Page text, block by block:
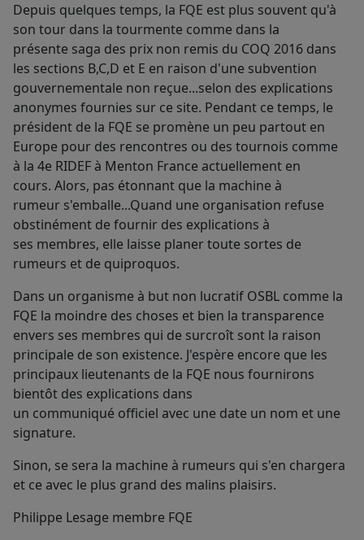
Depuis quelques temps, la FQE est plus souvent qu'à
son tour dans la tourmente comme dans la
présente saga des prix non remis du COQ 2016 dans
les sections B,C,D et E en raison d'une subvention
gouvernementale non reçue...selon des explications
anonymes fournies sur ce site. Pendant ce temps, le
président de la FQE se promène un peu partout en
Europe pour des rencontres ou des tournois comme
à la 4e RIDEF à Menton France actuellement en
cours. Alors, pas étonnant que la machine à
rumeur s'emballe...Quand une organisation refuse
obstinément de fournir des explications à
ses membres, elle laisse planer toute sortes de
rumeurs et de quiproquos.
Dans un organisme à but non lucratif OSBL comme la
FQE la moindre des choses et bien la transparence
envers ses membres qui de surcroît sont la raison
principale de son existence. J'espère encore que les
principaux lieutenants de la FQE nous fournirons
bientôt des explications dans
un communiqué officiel avec une date un nom et une
signature.
Sinon, se sera la machine à rumeurs qui s'en chargera
et ce avec le plus grand des malins plaisirs.
Philippe Lesage membre FQE